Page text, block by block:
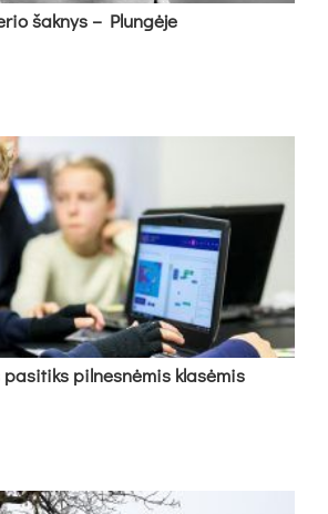
šak­nys – Plun­gė­je
pa­si­tiks pil­nes­nė­mis kla­sė­mis